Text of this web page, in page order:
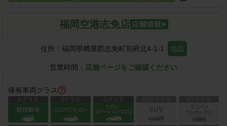
福岡空港志免店
住所： 福岡県糟屋郡志免町別府北4-1-1 地図
営業時間： 店舗ページをご確認ください
保有車両クラス